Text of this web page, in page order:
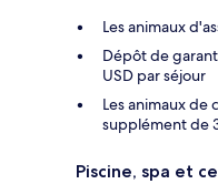
Les animaux
Dépôt de
USD par séjour
Les animaux de
supplément de
Piscine, spa et